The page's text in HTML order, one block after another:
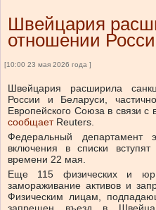
Швейцария
отношении
[10:00 23 мая 2026 года ]
Швейцария расширила
России и Беларуси,
Европейского Союза в связи
сообщаетReuters.
Федеральный департамент
включения в списки
времени 22 мая.
Еще 115 физических и
замораживание активов и
Физическим лицам,